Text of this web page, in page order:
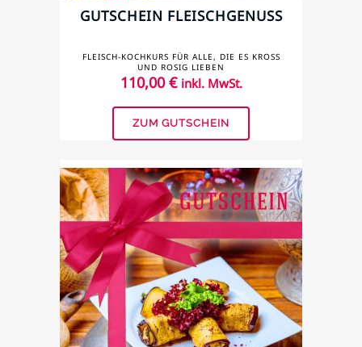
GUTSCHEIN FLEISCHGENUSS
FLEISCH-KOCHKURS FÜR ALLE, DIE ES KROSS
UND ROSIG LIEBEN
110,00€ inkl. MwSt.
ZUM GUTSCHEIN